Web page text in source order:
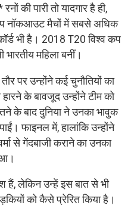
की पारी तो यादगार है ही,
नॉकआउट मैचों में सबसे अधिक
भी है। 2018 T20 विश्व कप
महिला बनीं।
पर उन्होंने कई चुनौतियों का
के बावजूद उन्होंने टीम को
के बाद दुनिया ने उनका भावुक
फाइनल में, हालांकि उन्होंने
से गेंदबाजी कराने का उनका
लेकिन उन्हें इस बात से भी
को कैसे प्रेरित किया है।